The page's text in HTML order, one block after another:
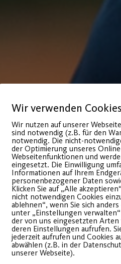
Tennis-
bereits
und
Nicht
Anfang
Bei
– für
– für
– für
Wir verwenden Cookies
Wir nutzen auf unserer
sind notwendig (z.B. für den
notwendig. Die nicht-
der Optimierung unseres
Webseitenfunktionen und
eingesetzt. Die Einwilligung
Informationen auf Ihrem
personenbezogener Daten
Klicken Sie auf „Alle
nicht notwendigen Cookies
ablehnen“, wenn Sie sich
unter „Einstellungen
der von uns eingesetzten
deren Einstellungen aufrufen.
jederzeit aufrufen und Cookies
abwählen (z.B. in der
unserer Webseite).